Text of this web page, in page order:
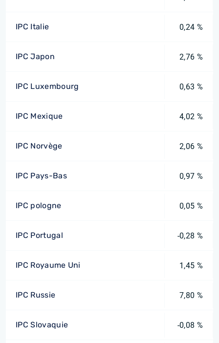
IPC Italie 0,24 %
IPC Japon 2,76 %
IPC Luxembourg 0,63 %
IPC Mexique 4,02 %
IPC Norvège 2,06 %
IPC Pays-Bas 0,97 %
IPC pologne 0,05 %
IPC Portugal -0,28 %
IPC Royaume Uni 1,45 %
IPC Russie 7,80 %
IPC Slovaquie -0,08 %